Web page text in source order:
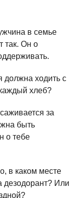
в семье
так. Он о
ходить с
хлеб?
за
быть
о тебе
в каком месте
дезодорант? Или